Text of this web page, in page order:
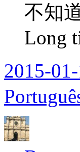
不知
Long
2015-